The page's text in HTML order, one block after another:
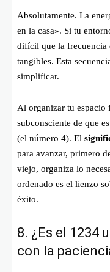
Absolutamente. La
en la casa». Si tu
difícil que la frecuencia
tangibles. Esta
simplificar.
Al organizar tu espacio
subconsciente de que
(el número 4). El
para avanzar, primero
viejo, organiza lo
ordenado es el lienzo
éxito.
8. ¿Es el 1234
con la